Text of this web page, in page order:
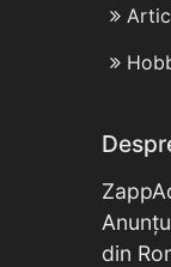
din